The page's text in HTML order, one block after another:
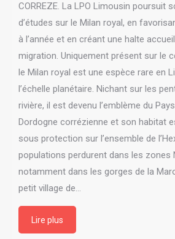
CORREZE. La LPO Limousin poursuit
d’études sur le Milan royal, en
à l’année et en créant une halte
migration. Uniquement présent sur le
le Milan royal est une espèce rare en
l’échelle planétaire. Nichant sur les
rivière, il est devenu l’emblème du
Dordogne corrézienne et son habitat
sous protection sur l’ensemble de
populations perdurent dans les zones
notamment dans les gorges de la
petit village de…
Lire plus